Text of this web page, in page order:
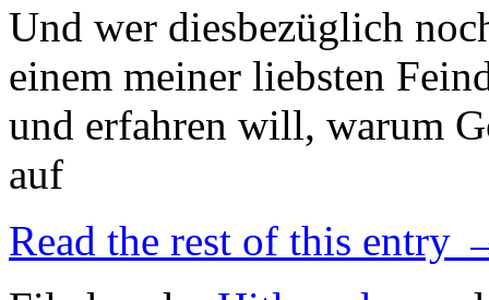
Und wer diesbezüglich
einem meiner liebsten
und erfahren will, warum
auf
Read the rest of this entry